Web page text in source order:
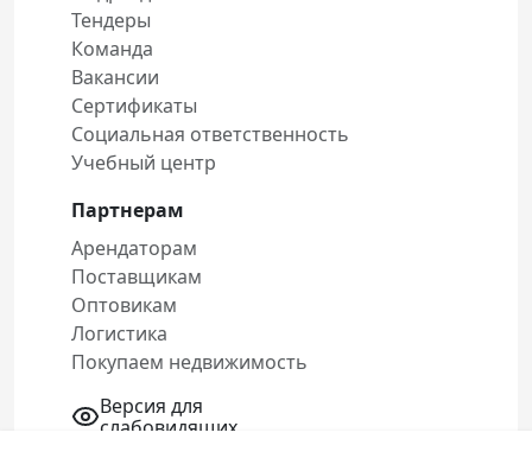
Тендеры
Команда
Вакансии
Сертификаты
Социальная ответственность
Учебный центр
Партнерам
Арендаторам
Поставщикам
Оптовикам
Логистика
Покупаем недвижимость
Версия для
слабовидящих